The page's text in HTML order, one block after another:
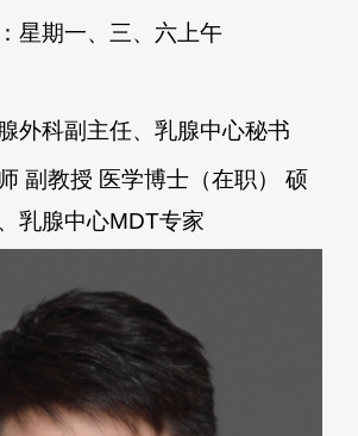
期一、三、六上午
科副主任、乳腺中心秘书
教授 医学博士（在职） 硕
乳腺中心MDT专家